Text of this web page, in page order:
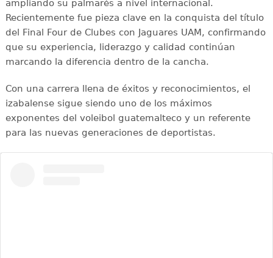
ampliando su palmarés a nivel internacional.
Recientemente fue pieza clave en la conquista del título
del Final Four de Clubes con Jaguares UAM, confirmando
que su experiencia, liderazgo y calidad continúan
marcando la diferencia dentro de la cancha.
Con una carrera llena de éxitos y reconocimientos, el
izabalense sigue siendo uno de los máximos
exponentes del voleibol guatemalteco y un referente
para las nuevas generaciones de deportistas.